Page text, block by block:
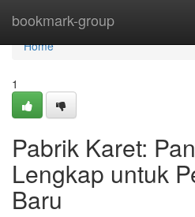
bookmark-group
Home
Home
1
Pabrik Karet:
Lengkap untuk
Baru